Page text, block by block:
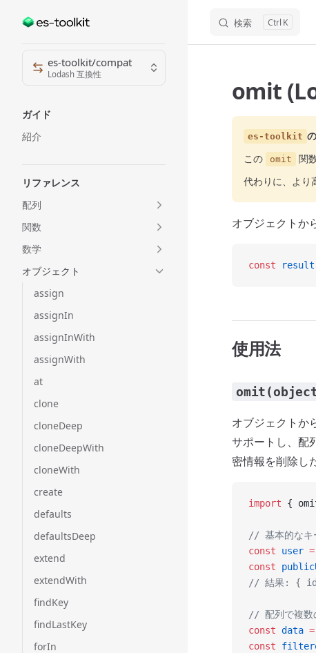
Skip to content 検索 K
Sidebar Navigation
es-toolkit/compat
Lodash 互換性
ガイド
紹介
リファレンス
配列
関数
数学
オブジェクト
assign
assignIn
assignInWith
assignWith
at
clone
cloneDeep
cloneDeepWith
cloneWith
create
defaults
defaultsDeep
extend
extendWith
findKey
findLastKey
forIn
omit
es-toolkit の
この
omit 関
代わりに、より
オブジェクトか
const result
使用法
オブジェクトか
サポートし、配
密情報を削除し
import {
// 基本的なキ
const user =
const
// 結果: {
// 配列で複数
const data =
const